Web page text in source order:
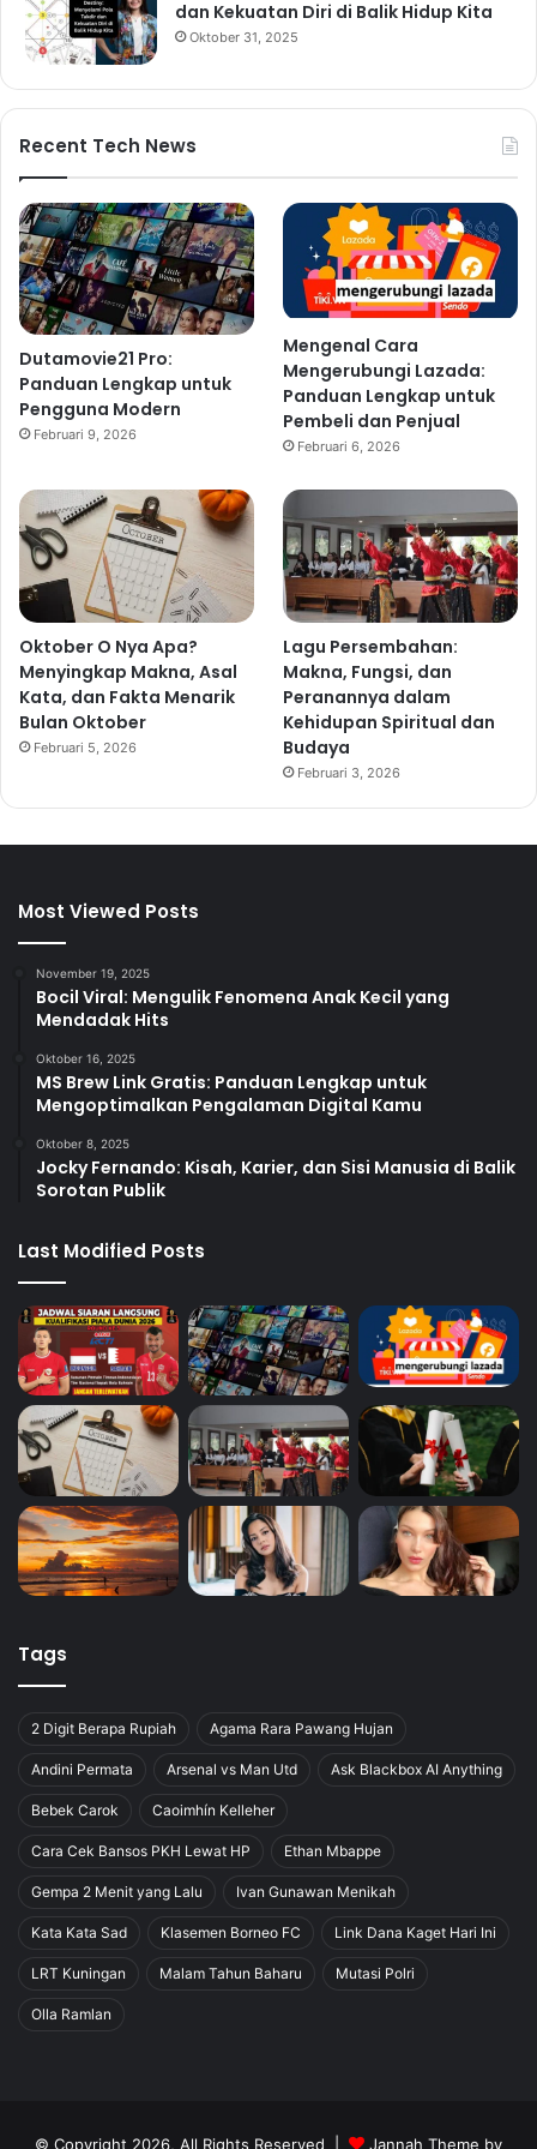
dan Kekuatan Diri di Balik Hidup Kita
Oktober 31, 2025
Recent Tech News
Dutamovie21 Pro:
Panduan Lengkap untuk
Pengguna Modern
Februari 9, 2026
Mengenal Cara
Mengerubungi Lazada:
Panduan Lengkap untuk
Pembeli dan Penjual
Februari 6, 2026
Oktober O Nya Apa?
Menyingkap Makna, Asal
Kata, dan Fakta Menarik
Bulan Oktober
Februari 5, 2026
Lagu Persembahan:
Makna, Fungsi, dan
Peranannya dalam
Kehidupan Spiritual dan
Budaya
Februari 3, 2026
Most Viewed Posts
November 19, 2025
Bocil Viral: Mengulik Fenomena Anak Kecil yang
Mendadak Hits
Oktober 16, 2025
MS Brew Link Gratis: Panduan Lengkap untuk
Mengoptimalkan Pengalaman Digital Kamu
Oktober 8, 2025
Jocky Fernando: Kisah, Karier, dan Sisi Manusia di Balik
Sorotan Publik
Last Modified Posts
Tags
2 Digit Berapa Rupiah Agama Rara Pawang Hujan
Andini Permata Arsenal vs Man Utd Ask Blackbox AI Anything
Bebek Carok Caoimhín Kelleher
Cara Cek Bansos PKH Lewat HP Ethan Mbappe
Gempa 2 Menit yang Lalu Ivan Gunawan Menikah
Kata Kata Sad Klasemen Borneo FC Link Dana Kaget Hari Ini
LRT Kuningan Malam Tahun Baharu Mutasi Polri
Olla Ramlan
© Copyright 2026, All Rights Reserved | Jannah Theme by